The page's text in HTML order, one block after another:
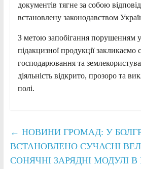
документів тягне за собою
встановлену законодавством
З метою запобігання порушенням у
підакцизної продукції закликаємо
господарювання та
діяльність відкрито, прозоро та
полі.
← НОВИНИ ГРОМАД: У
ВСТАНОВЛЕНО СУЧАСНІ
СОНЯЧНІ ЗАРЯДНІ МОДУЛІ